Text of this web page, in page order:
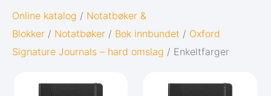
OXFORD
ORIGINS
Gi notatene dine den best mulige
Online katalog / Notatbøker &
Blokker / Notatbøker / Bok innbundet / Oxford
Signature Journals – hard omslag / Enkeltfarger